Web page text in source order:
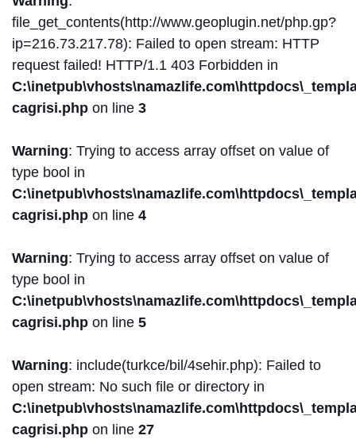
file_get_contents(http://www.geoplugin.net/php.gp?
ip=216.73.217.78): Failed to open stream: HTTP
request failed! HTTP/1.1 403 Forbidden in
cagrisi.php on line 3
Warning: Trying to access array offset on value of
type bool in
cagrisi.php on line 4
Warning: Trying to access array offset on value of
type bool in
cagrisi.php on line 5
Warning: include(turkce/bil/4sehir.php): Failed to
open stream: No such file or directory in
cagrisi.php on line 27